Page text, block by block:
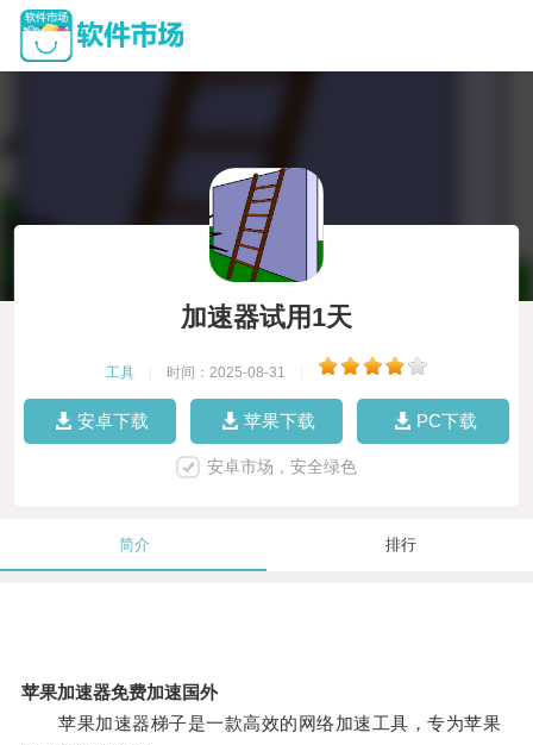
加速器试用1天
工具 时间：2025-08-31
安卓下载 苹果下载 PC下载
安卓市场，安全绿色
简介 排行
苹果加速器免费加速国外
苹果加速器梯子是一款高效的网络加速工具，专为苹果